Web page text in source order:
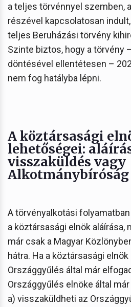
a teljes törvénnyel szemben,
részével kapcsolatosan
teljes Beruházási törvény
Szinte biztos, hogy a törvény
döntésével ellentétesen –
nem fog hatályba lépni.
A köztársasági
lehetőségei:
visszaküldés vagy
Alkotmánybíróság
A törvényalkotási
a köztársasági elnök aláírása,
már csak a Magyar
hátra. Ha a köztársasági
Országgyűlés által már
Országgyűlés elnöke által
a) visszaküldheti az